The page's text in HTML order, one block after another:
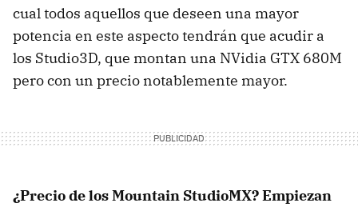
cual todos aquellos que deseen una mayor
potencia en este aspecto tendrán que acudir a
los Studio3D, que montan una NVidia GTX 680M
pero con un precio notablemente mayor.
¿Precio de los Mountain StudioMX? Empiezan